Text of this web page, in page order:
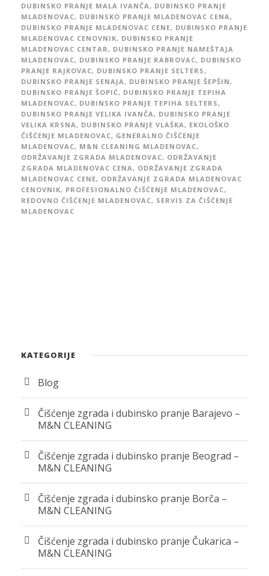
DUBINSKO PRANJE MALA IVANČA , DUBINSKO PRANJE
MLADENOVAC, DUBINSKO PRANJE MLADENOVAC CENA ,
DUBINSKO PRANJE MLADENOVAC CENE, DUBINSKO PRANJE
MLADENOVAC CENOVNIK, DUBINSKO PRANJE
MLADENOVAC CENTAR , DUBINSKO PRANJE NAMEŠTAJA
MLADENOVAC, DUBINSKO PRANJE RABROVAC, DUBINSKO
PRANJE RAJKOVAC, DUBINSKO PRANJE SELTERS ,
DUBINSKO PRANJE SENAJA , DUBINSKO PRANJE ŠEPŠIN ,
DUBINSKO PRANJE ŠOPIĆ, DUBINSKO PRANJE TEPIHA
MLADENOVAC, DUBINSKO PRANJE TEPIHA SELTERS ,
DUBINSKO PRANJE VELIKA IVANČA , DUBINSKO PRANJE
VELIKA KRSNA , DUBINSKO PRANJE VLAŠKA , EKOLOŠKO
ČIŠĆENJE MLADENOVAC, GENERALNO ČIŠĆENJE
MLADENOVAC, M&N CLEANING MLADENOVAC,
ODRŽAVANJE ZGRADA MLADENOVAC, ODRŽAVANJE
ZGRADA MLADENOVAC CENA , ODRŽAVANJE ZGRADA
MLADENOVAC CENE, ODRŽAVANJE ZGRADA MLADENOVAC
CENOVNIK, PROFESIONALNO ČIŠĆENJE MLADENOVAC,
REDOVNO ČIŠĆENJE MLADENOVAC, SERVIS ZA ČIŠĆENJE
MLADENOVAC
KATEGORIJE
Blog
Čišćenje zgrada i dubinsko pranje Barajevo –
M&N CLEANING
Čišćenje zgrada i dubinsko pranje Beograd –
M&N CLEANING
Čišćenje zgrada i dubinsko pranje Borča –
M&N CLEANING
Čišćenje zgrada i dubinsko pranje Čukarica –
M&N CLEANING